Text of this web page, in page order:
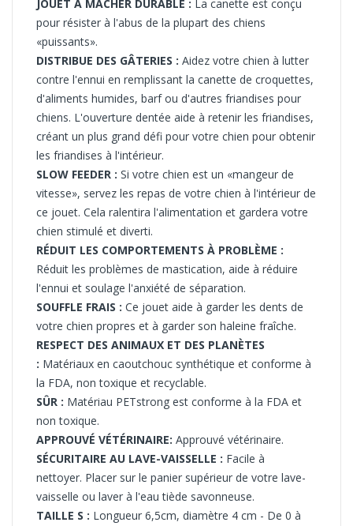
JOUET À MÂCHER DURABLE : La canette est conçu
pour résister à l'abus de la plupart des chiens
«puissants».
DISTRIBUE DES GÂTERIES : Aidez votre chien à lutter
contre l'ennui en remplissant la canette de croquettes,
d'aliments humides, barf ou d'autres friandises pour
chiens. L'ouverture dentée aide à retenir les friandises,
créant un plus grand défi pour votre chien pour obtenir
les friandises à l'intérieur.
SLOW FEEDER : Si votre chien est un «mangeur de
vitesse», servez les repas de votre chien à l'intérieur de
ce jouet. Cela ralentira l'alimentation et gardera votre
chien stimulé et diverti.
RÉDUIT LES COMPORTEMENTS À PROBLÈME :
Réduit les problèmes de mastication, aide à réduire
l'ennui et soulage l'anxiété de séparation.
SOUFFLE FRAIS : Ce jouet aide à garder les dents de
votre chien propres et à garder son haleine fraîche.
RESPECT DES ANIMAUX ET DES PLANÈTES
: Matériaux en caoutchouc synthétique et conforme à
la FDA, non toxique et recyclable.
SÛR : Matériau PETstrong est conforme à la FDA et
non toxique.
APPROUVÉ VÉTÉRINAIRE: Approuvé vétérinaire.
SÉCURITAIRE AU LAVE-VAISSELLE : Facile à
nettoyer. Placer sur le panier supérieur de votre lave-
vaisselle ou laver à l'eau tiède savonneuse.
TAILLE S : Longueur 6,5cm, diamètre 4 cm - De 0 à